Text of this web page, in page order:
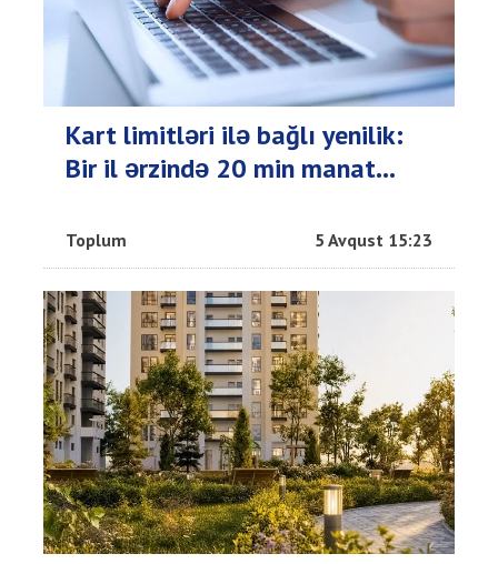
Kart limitləri ilə bağlı yenilik:
Bir il ərzində 20 min manat...
Toplum 5 Avqust 15:23